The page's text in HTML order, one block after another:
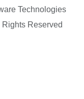
Technologies
Reserved